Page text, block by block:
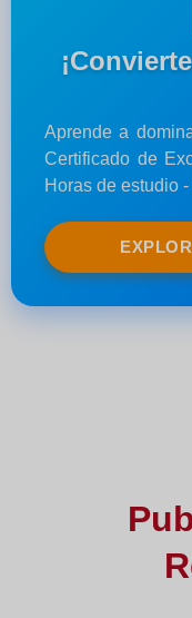
Aprende a
Certificado de
Horas de estudio